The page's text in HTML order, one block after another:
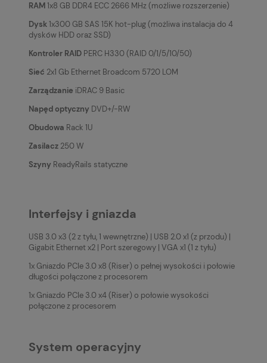
RAM1x8 GB DDR4 ECC 2666 MHz (możliwe rozszerzenie)
Dysk1x300 GB SAS 15K hot-plug (możliwa instalacja do 4
dysków HDD oraz SSD)
Kontroler RAID PERC H330 (RAID 0/1/5/10/50)
Sieć 2x1 Gb Ethernet Broadcom 5720 LOM
Zarządzanie iDRAC 9 Basic
Napęd optyczny DVD+/-RW
Obudowa Rack 1U
Zasilacz 250 W
Szyny ReadyRails statyczne
Interfejsy i gniazda
USB 3.0 x3 (2 z tyłu, 1 wewnętrzne) | USB 2.0 x1 (z przodu) |
Gigabit Ethernet x2 | Port szeregowy | VGA x1 (1 z tyłu)
1x Gniazdo PCIe 3.0 x8 (Riser) o pełnej wysokości i połowie
długości połączone z procesorem
1x Gniazdo PCIe 3.0 x4 (Riser) o połowie wysokości
połączone z procesorem
System operacyjny